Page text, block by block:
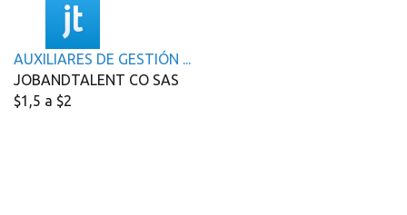
AUXILIARES DE GESTIÓN ...
JOBANDTALENT CO SAS
$1,5 a $2